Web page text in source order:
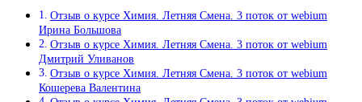
Отзыв о курсе Химия. Летняя Смена. 3 поток от webium
Ирина Большова
Отзыв о курсе Химия. Летняя Смена. 3 поток от webium
Дмитрий Уливанов
Отзыв о курсе Химия. Летняя Смена. 3 поток от webium
Кошерева Валентина